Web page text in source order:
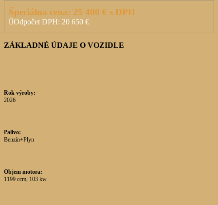
Špeciálna cena: 25 400 € s DPH
Odpočet DPH: 20 650€
ZÁKLADNÉ ÚDAJE O VOZIDLE
Rok výroby:
2026
Palivo:
Benzín+Plyn
Objem motora:
1199 ccm, 103 kw